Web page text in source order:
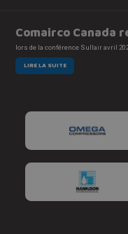
Comairco Canada
lors de la conférence Sullair avril
LIRE LA SUITE